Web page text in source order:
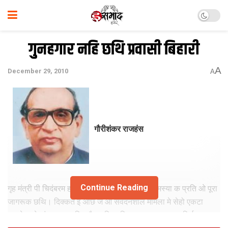
गुनहगार नहि छथि प्रवासी बिहारी
December 29, 2010 AA
गौरीशंकर राजहंस
गृह मंत्री पी चिदंबरम हमर नीक मित्र छथि। देश क समस्या क प्रति ओ पूरा
जागरूक छथि। दिक्कत इ अछि जे ओ संवेदनशील मामला मे सेहो एकटा
राजनेता जेकां व्यवहार नहि करैत छथि, बल्कि अपन अफसर पर निर्भर भ
Continue Reading